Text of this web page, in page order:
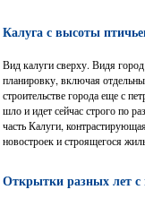
Калуга с высоты
Вид калуги сверху. Видя
планировку, включая
строительстве города еще с
шло и идет сейчас строго по
часть Калуги,
новостроек и строящегося
Открытки разных лет